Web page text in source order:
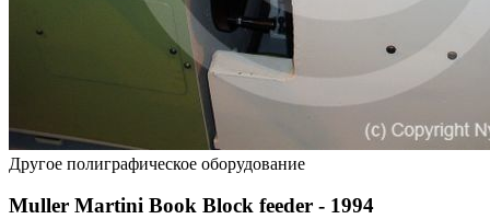
Другое полиграфическое оборудование
Muller Martini Book Block feeder - 1994